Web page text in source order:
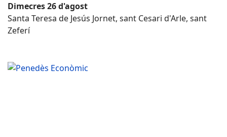
Dimecres 26 d'agost
Santa Teresa de Jesús Jornet, sant Cesari d'Arle, sant
Zeferí